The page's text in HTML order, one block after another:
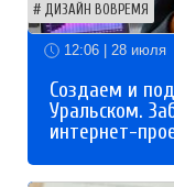
ДИЗАЙН ВОВРЕМЯ
12:06 | 28 июля
Создаем и
Уральском.
интернет-